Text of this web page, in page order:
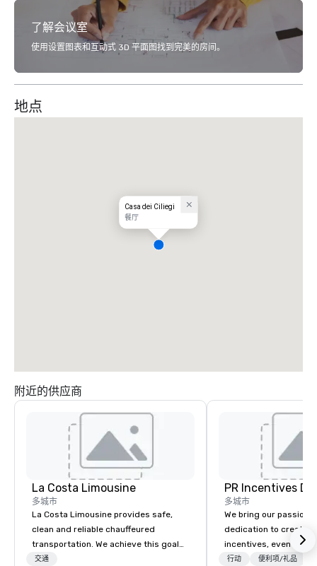
了解会议室
使用设置图表和互动式 3D 平面图找到完美的房间。
地点
Casa dei Ciliegi
餐厅
附近的供应商
La Costa Limousine
多城市
La Costa Limousine provides safe,
clean and reliable chauffeured
transportation. We achieve this goal
with highly trained chauffeurs, the
交通
PR Incentives
多城市
We bring our passion,
dedication to create
incentives, events,
meetings, product
行动 便利项/礼品